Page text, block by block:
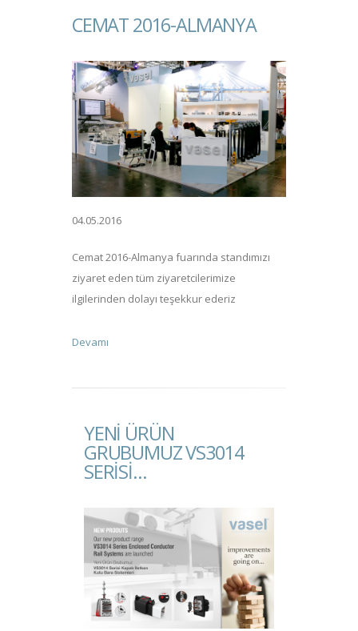
CEMAT 2016-ALMANYA
04.05.2016
Cemat 2016-Almanya fuarında standımızı
ziyaret eden tüm ziyaretcilerimize
ilgilerinden dolayı teşekkur ederiz
Devamı
YENI ÜRÜN
GRUBUMUZ VS3014
SERISI...